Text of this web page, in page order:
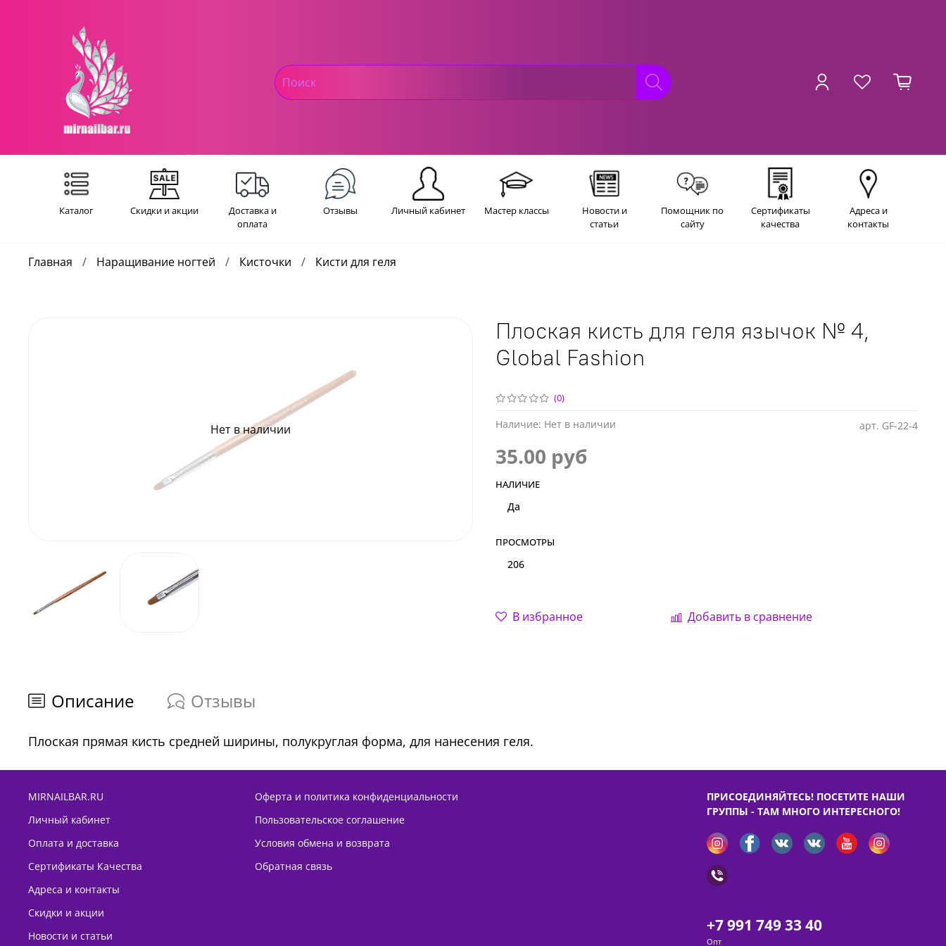
Каталог Скидки и акции
Доставка и
оплата
Отзывы Личный кабинет Мастер классы
Новости и
статьи
Помощник по
сайту
Сертификаты
качества
Адреса и
контакты
Главная Наращивание ногтей Кисточки Кисти для геля
Нет в наличии
(0)
арт. GF-22-4
Наличие: Нет в наличии
Плоская кисть для геля язычок № 4,
Global Fashion
35.00 руб
В избранное Добавить в сравнение
НАЛИЧИЕ
Да
ПРОСМОТРЫ
206
Описание Отзывы
Плоская прямая кисть средней ширины, полукруглая форма, для нанесения геля.
MIRNAILBAR.RU
Личный кабинет
Оплата и доставка
Сертификаты Качества
Адреса и контакты
Скидки и акции
Новости и статьи
Оферта и политика конфиденциальности
Пользовательское соглашение
Условия обмена и возврата
Обратная связь
ПРИСОЕДИНЯЙТЕСЬ! ПОСЕТИТЕ НАШИ
ГРУППЫ - ТАМ МНОГО ИНТЕРЕСНОГО!
+7 991 749 33 40
Опт